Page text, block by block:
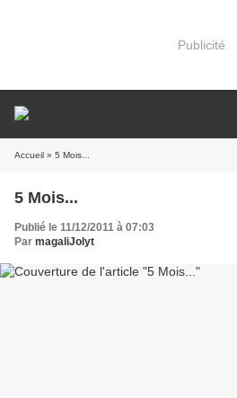
Publicité
Accueil » 5 Mois...
5 Mois...
Publié le 11/12/2011 à 07:03
Par magaliJolyt